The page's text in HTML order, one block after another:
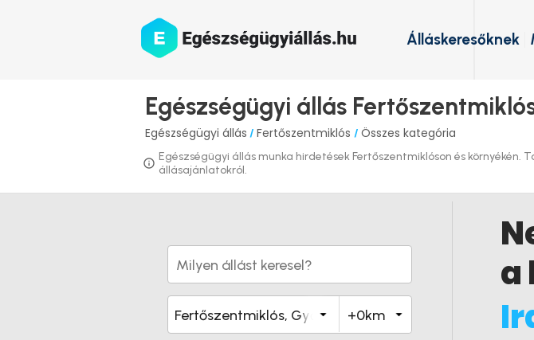
Álláskeresőknek
Egészségügyi állás
Egészségügyi állás / Fertőszentmiklós / Összes kategória
Egészségügyi állás munka hirdetések Fertőszentmiklóson és
állásajánlatokról.
a